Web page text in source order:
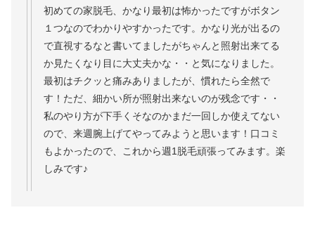
初めての家脱毛、かなり最初は怖かったですがボタン
１つなのでわかりやすかったです。かなり光が出るの
で直視するなと書いてましたがちゃんと照射出来てる
か見たくなり目に大丈夫かな・・と気になりました。
最初はチクッと痛みありましたが、慣れたら全然で
す！ただ、細かい所が照射出来ないのが残念です・・
私のやり方が下手くそなのかまだ一回しか使えてない
ので、来週腕上げてやってみようと思います！口コミ
もよかったので、これから週1脱毛頑張ってみます。楽
しみです♪